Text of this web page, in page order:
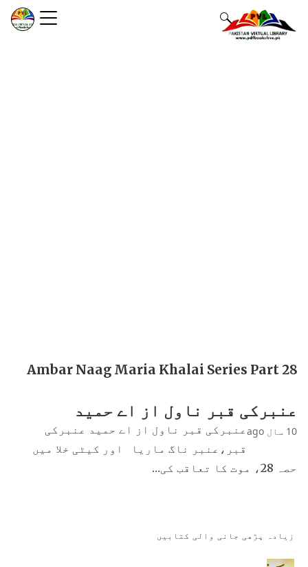
Ambar Naag Maria Khalai Series Part 28
عنبرکی قبر ناول از اے حمید
10 سال ago
عنبرکی قبر ناول از اے حمید عنبرکی
قبر،عنبر ناگ ماریا اور کیٹی خلا میں
حصہ 28، موت کا تعاقب کی…
زیادہ پڑھی جانی والی کتابیں